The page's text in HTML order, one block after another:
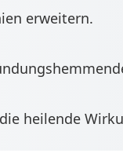
erweitern.
heilende